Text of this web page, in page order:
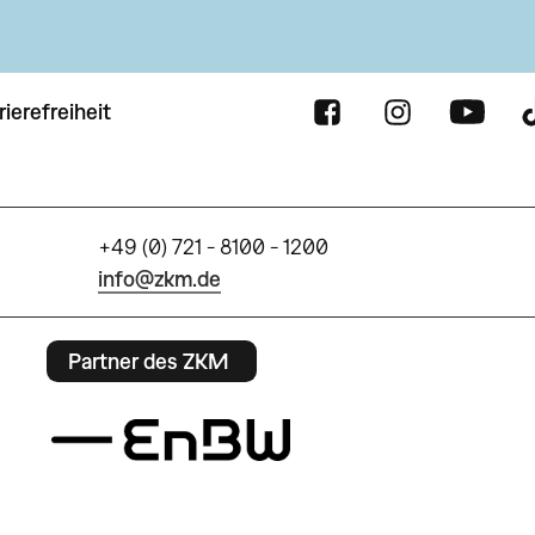
+49 (0) 721 - 8100 - 1200
info@zkm.de
Partner des ZKM